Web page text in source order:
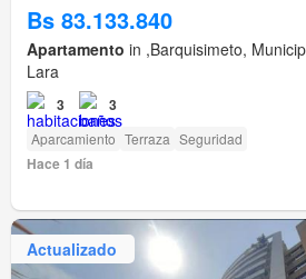
Bs 83.133.840
Apartamento in ,Barquisimeto,
Lara
3 3
Aparcamiento Terraza Seguridad
Hace 1 día
Actualizado